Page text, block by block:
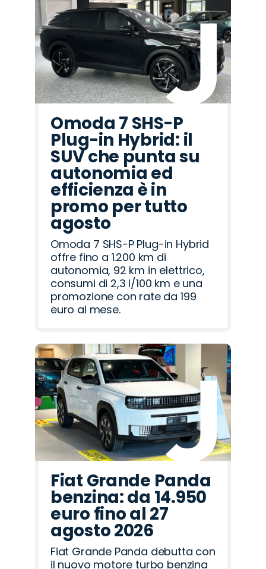
Omoda 7 SHS-P
Plug-in Hybrid: il
SUV che punta su
autonomia ed
efficienza è in
promo per tutto
agosto
Omoda 7 SHS-P Plug-in Hybrid
offre fino a 1.200 km di
autonomia, 92 km in elettrico,
consumi di 2,3 l/100 km e una
promozione con rate da 199
euro al mese.
Fiat Grande Panda
benzina: da 14.950
euro fino al 27
agosto 2026
Fiat Grande Panda debutta con
il nuovo motore turbo benzina